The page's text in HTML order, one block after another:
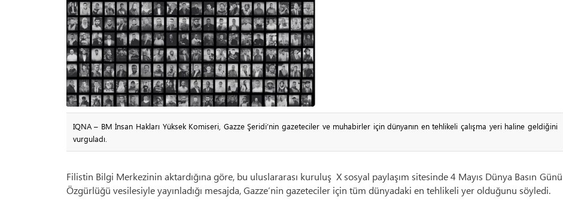
IQNA – BM İnsan Hakları Yüksek Komiseri, Gazze Şeridi’nin gazeteciler ve muhabirler için dünyanın en tehlikeli çalışma yeri haline geldiğini
vurguladı.
Filistin Bilgi Merkezinin aktardığına göre, bu uluslararası kuruluş X sosyal paylaşım sitesinde 4 Mayıs Dünya Basın Günü
Özgürlüğü vesilesiyle yayınladığı mesajda, Gazze’nin gazeteciler için tüm dünyadaki en tehlikeli yer olduğunu söyledi.